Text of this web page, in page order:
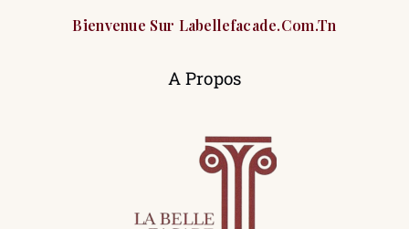
Bienvenue Sur Labellefacade.com.tn
A Propos